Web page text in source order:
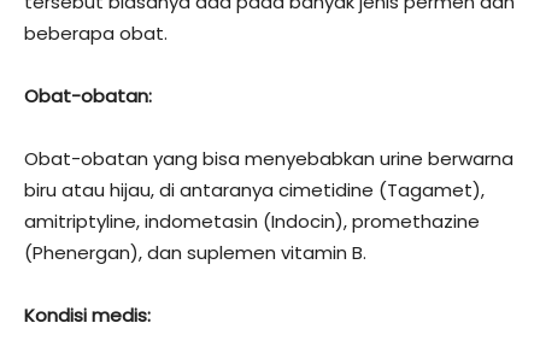
beberapa obat.
Obat-obatan:
Obat-obatan yang bisa menyebabkan urine berwarna
biru atau hijau, di antaranya cimetidine (Tagamet),
amitriptyline, indometasin (Indocin), promethazine
(Phenergan), dan suplemen vitamin B.
Kondisi medis: